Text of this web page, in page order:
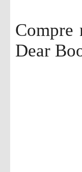
Compre
Dear